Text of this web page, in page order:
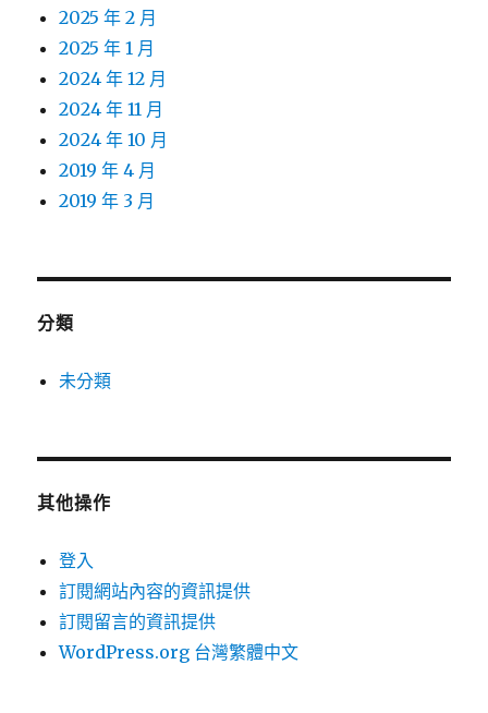
2025 年 2 月
2025 年 1 月
2024 年 12 月
2024 年 11 月
2024 年 10 月
2019 年 4 月
2019 年 3 月
分類
未分類
其他操作
登入
訂閱網站內容的資訊提供
訂閱留言的資訊提供
WordPress.org 台灣繁體中文